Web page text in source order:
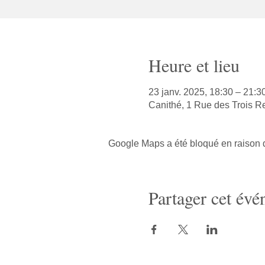
Heure et lieu
23 janv. 2025, 18:30 –
Canithé, 1 Rue des Trois
Google Maps a été bloqué en
Partager cet